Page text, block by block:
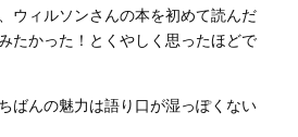
ウィルソンさんの本を初めて読んだ
たかった！とくやしく思ったほどで
ばんの魅力は語り口が湿っぽくない